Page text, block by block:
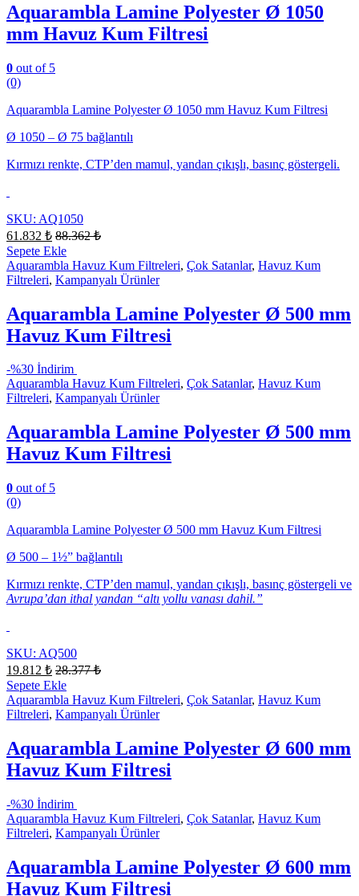
Aquarambla Lamine Polyester Ø 1050
mm Havuz Kum Filtresi
0 out of 5
(0)
Aquarambla Lamine Polyester Ø 1050 mm Havuz Kum Filtresi
Ø 1050 – Ø 75 bağlantılı
Kırmızı renkte, CTP’den mamul, yandan çıkışlı, basınç göstergeli.
SKU: AQ1050
61.832 ₺ 88.362₺
Sepete Ekle
Aquarambla Havuz Kum Filtreleri, Çok Satanlar, Havuz Kum
Filtreleri, Kampanyalı Ürünler
Aquarambla Lamine Polyester Ø 500 mm
Havuz Kum Filtresi
-%30 İndirim
Aquarambla Havuz Kum Filtreleri, Çok Satanlar, Havuz Kum
Filtreleri, Kampanyalı Ürünler
Aquarambla Lamine Polyester Ø 500 mm
Havuz Kum Filtresi
0 out of 5
(0)
Aquarambla Lamine Polyester Ø 500 mm Havuz Kum Filtresi
Ø 500 – 1½” bağlantılı
Kırmızı renkte, CTP’den mamul, yandan çıkışlı, basınç göstergeli ve
Avrupa’dan ithal yandan “altı yollu vanası dahil.”
SKU: AQ500
19.812 ₺ 28.377₺
Sepete Ekle
Aquarambla Havuz Kum Filtreleri, Çok Satanlar, Havuz Kum
Filtreleri, Kampanyalı Ürünler
Aquarambla Lamine Polyester Ø 600 mm
Havuz Kum Filtresi
-%30 İndirim
Aquarambla Havuz Kum Filtreleri, Çok Satanlar, Havuz Kum
Filtreleri, Kampanyalı Ürünler
Aquarambla Lamine Polyester Ø 600 mm
Havuz Kum Filtresi